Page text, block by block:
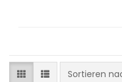
Sortieren
Sortieren